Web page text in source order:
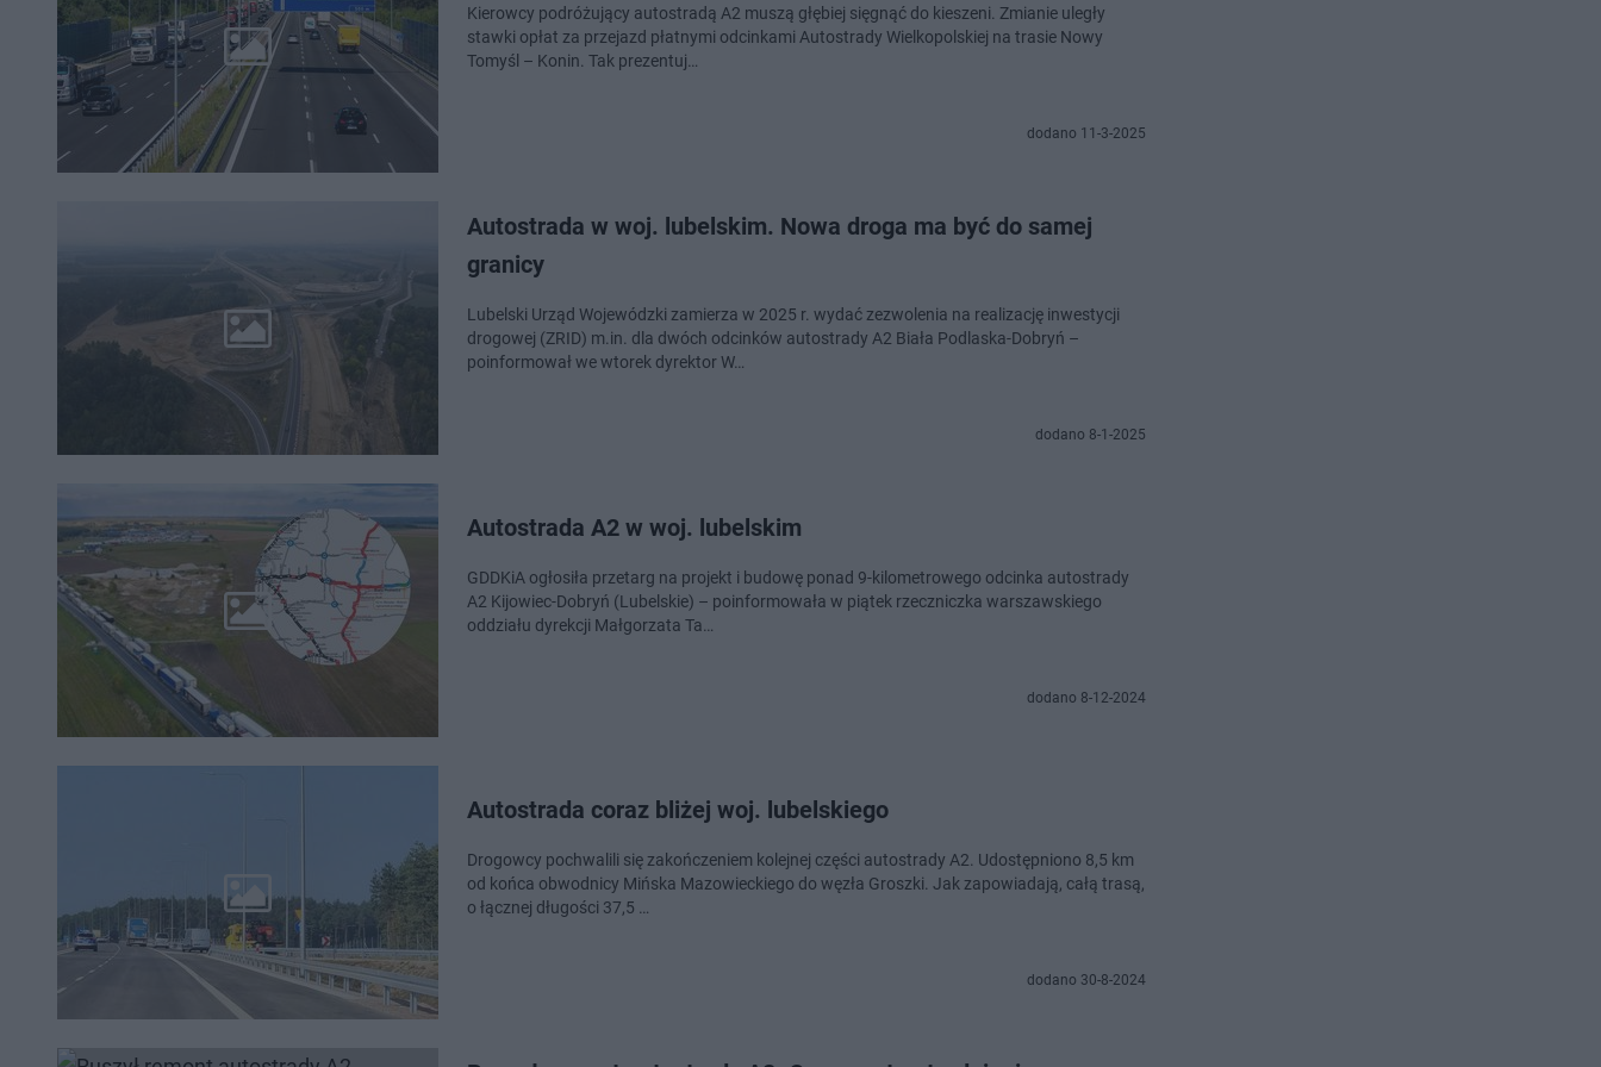
Kierowcy podróżujący autostradą A2 muszą głębiej sięgnąć do kieszeni. Zmianie uległy
stawki opłat za przejazd płatnymi odcinkami Autostrady Wielkopolskiej na trasie Nowy
Tomyśl – Konin. Tak prezentuj…
dodano 11-3-2025
Autostrada w woj. lubelskim. Nowa droga ma być do samej
granicy
Lubelski Urząd Wojewódzki zamierza w 2025 r. wydać zezwolenia na realizację inwestycji
drogowej (ZRID) m.in. dla dwóch odcinków autostrady A2 Biała Podlaska-Dobryń –
poinformował we wtorek dyrektor W…
dodano 8-1-2025
Autostrada A2 w woj. lubelskim
GDDKiA ogłosiła przetarg na projekt i budowę ponad 9-kilometrowego odcinka autostrady
A2 Kijowiec-Dobryń (Lubelskie) – poinformowała w piątek rzeczniczka warszawskiego
oddziału dyrekcji Małgorzata Ta…
dodano 8-12-2024
Autostrada coraz bliżej woj. lubelskiego
Drogowcy pochwalili się zakończeniem kolejnej części autostrady A2. Udostępniono 8,5 km
od końca obwodnicy Mińska Mazowieckiego do węzła Groszki. Jak zapowiadają, całą trasą,
o łącznej długości 37,5 …
dodano 30-8-2024